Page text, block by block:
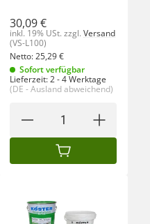
30,09 €
inkl. 19% USt. zzgl. Versand
(VS-L100)
Netto:25,29€
Sofort verfügbar
Lieferzeit:2 - 4 Werktage
(DE - Ausland abweichend)
IN DEN WARENKORB